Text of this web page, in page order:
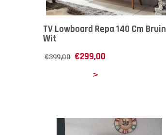
TV Lowboard Repa 140 Cm Bruin
Wit
€399,00 €299,00